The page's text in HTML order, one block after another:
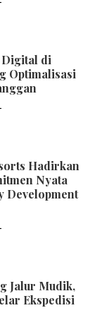
Digital di
Optimalisasi
Hadirkan
Nyata
Development
Jalur Mudik,
Ekspedisi